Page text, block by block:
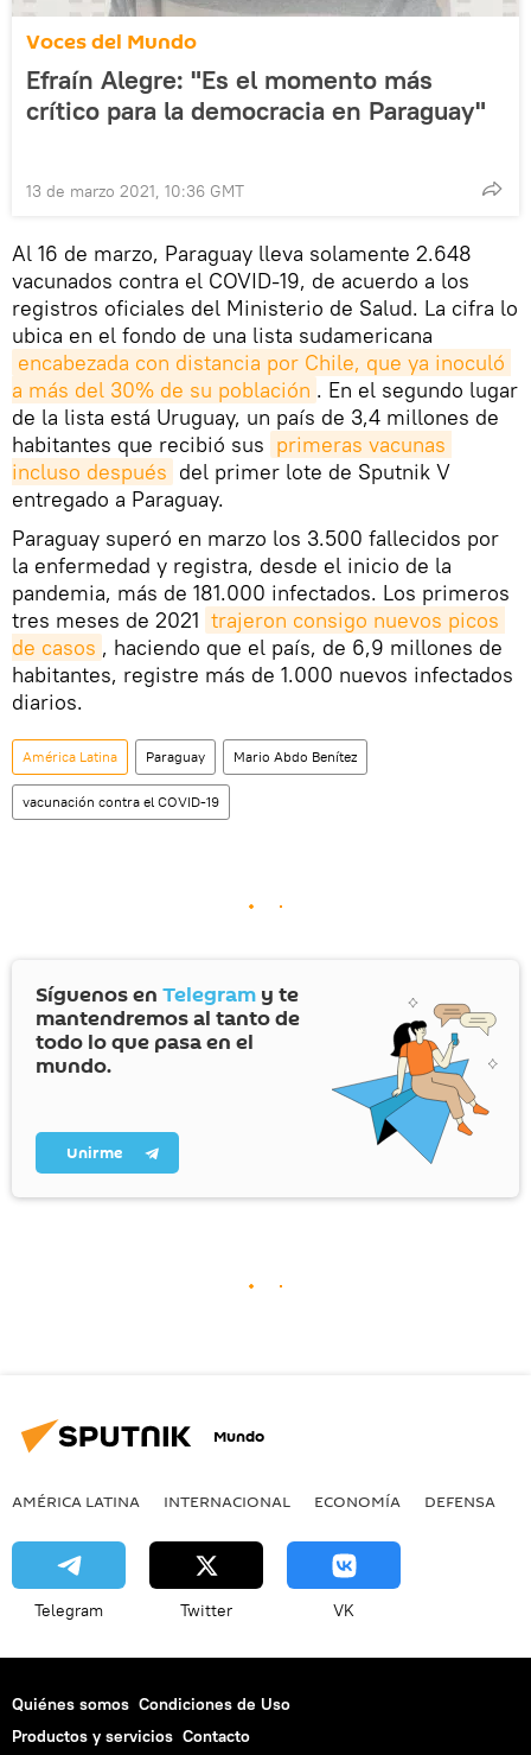
Voces del Mundo
Efraín Alegre: "Es el momento más
crítico para la democracia en Paraguay"
13 de marzo 2021, 10:36 GMT
Al 16 de marzo, Paraguay lleva solamente 2.648
vacunados contra el COVID-19, de acuerdo a los
registros oficiales del Ministerio de Salud. La cifra lo
ubica en el fondo de una lista sudamericana
encabezada con distancia por Chile, que ya inoculó
a más del 30% de su población . En el segundo lugar
de la lista está Uruguay, un país de 3,4 millones de
habitantes que recibió sus primeras vacunas
incluso después del primer lote de Sputnik V
entregado a Paraguay.
Paraguay superó en marzo los 3.500 fallecidos por
la enfermedad y registra, desde el inicio de la
pandemia, más de 181.000 infectados. Los primeros
tres meses de 2021 trajeron consigo nuevos picos
de casos , haciendo que el país, de 6,9 millones de
habitantes, registre más de 1.000 nuevos infectados
diarios.
América Latina Paraguay Mario Abdo Benítez
vacunación contra el COVID-19
Síguenos en Telegram y te
mantendremos al tanto de
todo lo que pasa en el
mundo.
Unirme
Mundo
AMÉRICA LATINA INTERNACIONAL ECONOMÍA DEFENSA
Telegram Twitter VK
Quiénes somos Condiciones de Uso
Productos y servicios Contacto